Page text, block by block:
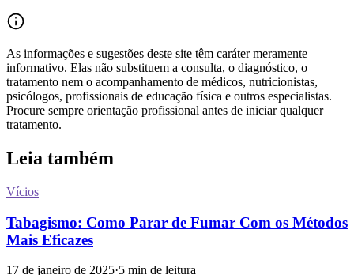
As informações e sugestões deste site têm caráter meramente
informativo. Elas não substituem a consulta, o diagnóstico, o
tratamento nem o acompanhamento de médicos, nutricionistas,
psicólogos, profissionais de educação física e outros especialistas.
Procure sempre orientação profissional antes de iniciar qualquer
tratamento.
Leia também
Vícios
Tabagismo: Como Parar de Fumar Com os Métodos
Mais Eficazes
17 de janeiro de 2025·5 min de leitura